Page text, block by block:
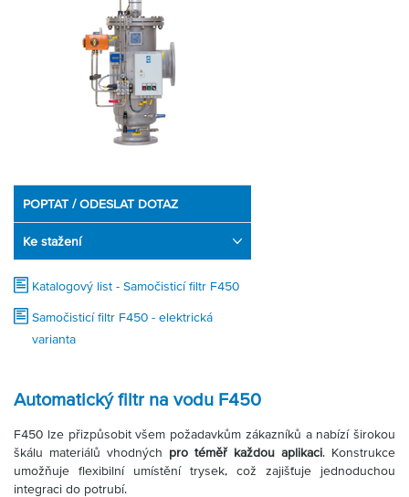
Nákupní seznam
Zone
POPTAT / ODESLAT DOTAZ
Ke stažení
Katalogový list - Samočisticí filtr F450
Samočisticí filtr F450 - elektrická
varianta
Automatický filtr na vodu F450
F450 lze přizpůsobit všem požadavkům zákazníků a nabízí širokou
škálu materiálů vhodných pro téměř každou aplikaci. Konstrukce
umožňuje flexibilní umístění trysek, což zajišťuje jednoduchou
integraci do potrubí.